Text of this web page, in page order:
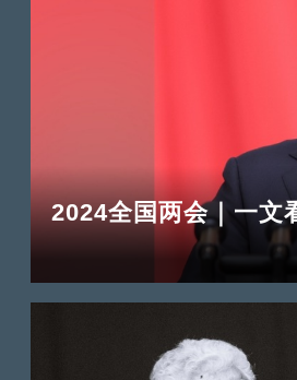
2024全国两会｜一文